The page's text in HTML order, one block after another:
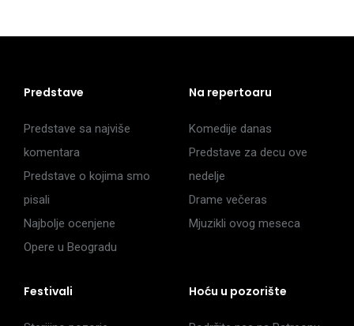
Predstave
Predstave sa najviše
komentara
Predstave o kojima smo
pisali
Najbolje ocenjene
Opere u Beogradu
Na repertoaru
Komedije danas
Predstave za decu ove
nedelje
Drame večeras
Mjuzikli ovog meseca
Festivali Hoću u pozorište